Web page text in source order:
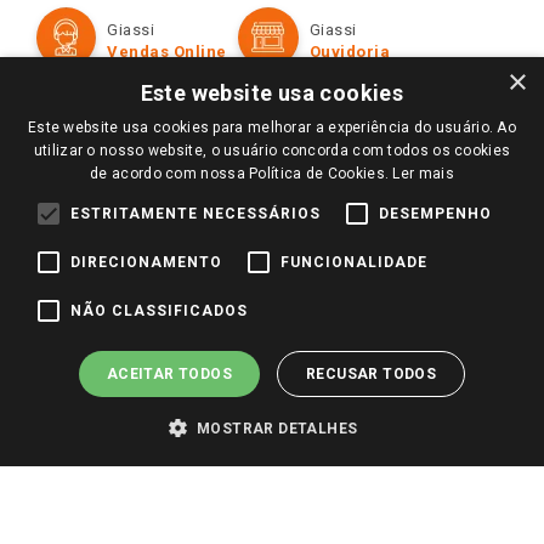
Televendas
Perguntas frequentes
Trabalhe Conosco
Identidade Visual
Formas de Pagamento
Políticas de entrega
Trocas e Devoluções
Giassi
Vendas Online
Giassi
Ouvidoria
Redes Sociais
Pagamento e Segurança
×
Este website usa cookies
Este website usa cookies para melhorar a experiência do usuário. Ao
utilizar o nosso website, o usuário concorda com todos os cookies
de acordo com nossa Política de Cookies. Ler mais
ESTRITAMENTE NECESSÁRIOS DESEMPENHO
DIRECIONAMENTO FUNCIONALIDADE
NÃO CLASSIFICADOS
ACEITAR TODOS RECUSAR TODOS
MOSTRAR DETALHES